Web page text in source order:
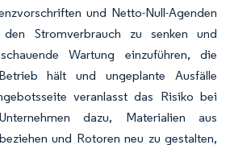
und Netto-Null-Agenden
Stromverbrauch zu senken und
Wartung einzuführen, die
hält und ungeplante Ausfälle
veranlasst das Risiko bei
dazu, Materialien aus
und Rotoren neu zu gestalten,